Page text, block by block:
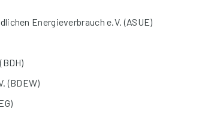
Energieverbrauch e.V. (ASUE)
(BDEW)